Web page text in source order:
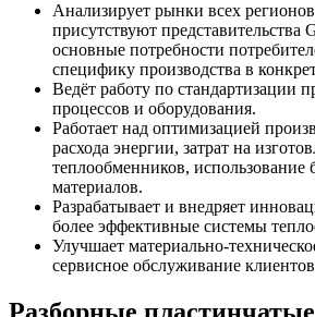
Анализирует рынки всех
присутствуют представительства
основные потребности
специфику производства в
Ведёт работу по стандартизации
процессов и оборудования.
Работает над оптимизацией
расхода энергии, затрат на
теплообменников, использование
материалов.
Разрабатывает и внедряет
более эффективные системы
Улучшает материально-
сервисное обслуживание